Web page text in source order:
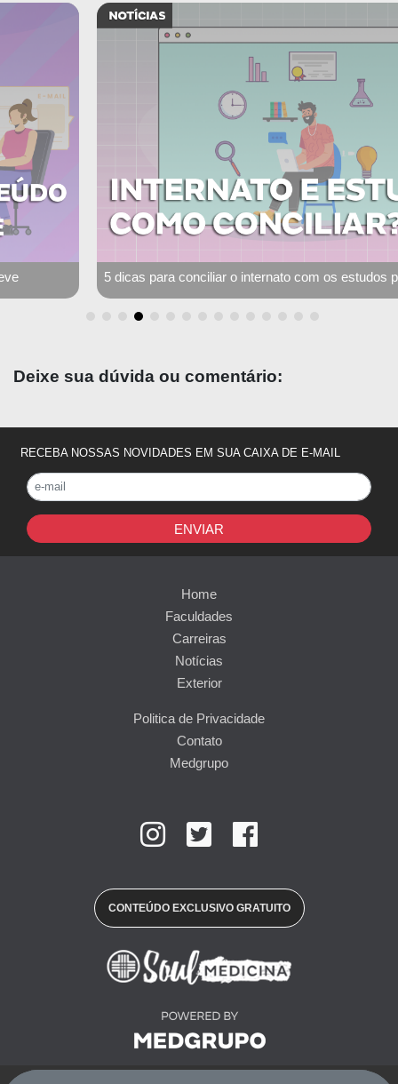
5 dicas para conciliar o internato com os estudos para residência médica
Deixe sua dúvida ou comentário:
RECEBA NOSSAS NOVIDADES EM SUA CAIXA DE E-MAIL
ENVIAR
Home
Faculdades
Carreiras
Notícias
Exterior
Politica de Privacidade
Contato
Medgrupo
CONTEÚDO EXCLUSIVO GRATUITO